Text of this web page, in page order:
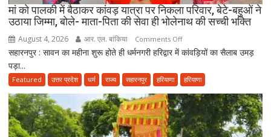
की
नमाज,
पैदल
मां को पालकी में बैठाकर कांवड़ यात्रा पर निकला परिवार, बेटे-बहुओं ने
उठाया जिम्मा, बोले- माता-पिता की सेवा ही भोलेनाथ की सच्ची भक्ति
August 4, 2026 आर. एल. बांकिया Comments Offon
मां
पालकी
में
बैठाकर
कांवड़
यात्रा
सहारनपुर : सावन का महीना शुरू होते ही धर्मनगरी हरिद्वार में कांवड़ियों का सैलाब उमड़
पड़ा...
Featured उत्तर प्रदेश धर्म राज्य सहारनपुर हरियाणा हरियाणा